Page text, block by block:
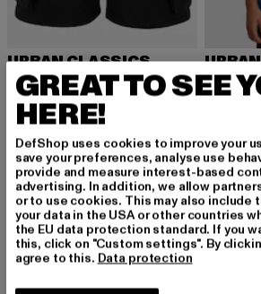
URBAN CLASSICS
Boys Knee Pleat Cargo Shorts
EUR 25,89
Huidige prijs: EUR 25,89
EUR 34,99 Actieprijs: EUR 34,99
Boys
EUR
Huidige
-43% -53%
GREAT TO SEE
HERE!
DefShop uses cookies to improve your
save your preferences, analyse use
provide and measure interest-based
advertising. In addition, we allow
or to use cookies. This may also include
your data in the USA or other countries
the EU data protection standard. If you
this, click on "Custom settings". By
agree to this. Data protection